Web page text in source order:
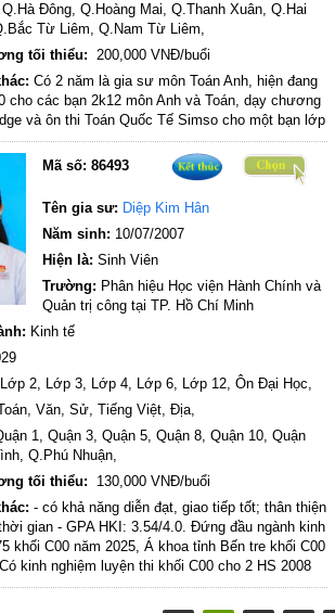
Q.Hà Đông, Q.Hoàng Mai, Q.Thanh Xuân, Q.Hai
Từ Liêm, Q.Nam Từ Liêm,
tối thiểu: 200,000 VNĐ/buổi
Có 2 năm là gia sư môn Toán Anh, hiện đang
cho các bạn 2k12 môn Anh và Toán, dạy chương
và ôn thi Toán Quốc Tế Simso cho một bạn lớp
và 8,75 Anh Toán Đại Học, Đạt giải Ba HSG Tỉnh
Nhì Toán Tuổi Thơ, Huy chương violympic các
Viên GPA cao nhất khoa Tiếng Anh Chuyên
học IELTS và band hiện tại 6.5 IELTS
Mã số: 86493
Tên gia sư: Diệp Kim Hân
Năm sinh: 10/07/2007
Hiện là: Sinh Viên
Trường: Phân hiệu Học viện Hành Chính và
Quản trị công tại TP. Hồ Chí Minh
Kinh tế
Lớp 2, Lớp 3, Lớp 4, Lớp 6, Lớp 12, Ôn Đại Học,
Văn, Sử, Tiếng Việt, Địa,
1, Quận 3, Quận 5, Quận 8, Quận 10, Quận
Q.Phú Nhuận,
tối thiểu:
130,000 VNĐ/buổi
- có khả năng diễn đạt, giao tiếp tốt; thân thiện
gian - GPA HKI: 3.54/4.0. Đứng đầu ngành kinh
khối C00 năm 2025, Á khoa tỉnh Bến tre khối C00
kinh nghiệm luyện thi khối C00 cho 2 HS 2008